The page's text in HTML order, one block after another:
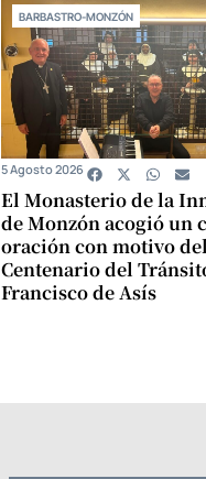
BARBASTRO-MONZÓN
El Monasterio de la
de Monzón acogió un
oración con motivo
Centenario del
Francisco de Asís
5 Agosto 2026